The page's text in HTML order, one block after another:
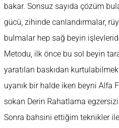
bakar. Sonsuz sayıda çözüm
gücü, zihinde canlandırmalar,
bulmalar hep sağ beyin
Metodu, ilk önce bu sol beyin
yaratılan baskıdan
uyanık bir halde iken beyni Alfa
sokan Derin Rahatlama
Sonra bahsini ettiğim teknikler